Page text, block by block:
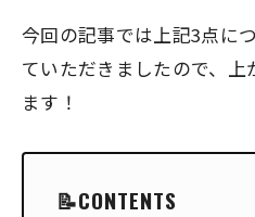
今回の記事では上記3点に
ていただきましたので、上
ます！
CONTENTS